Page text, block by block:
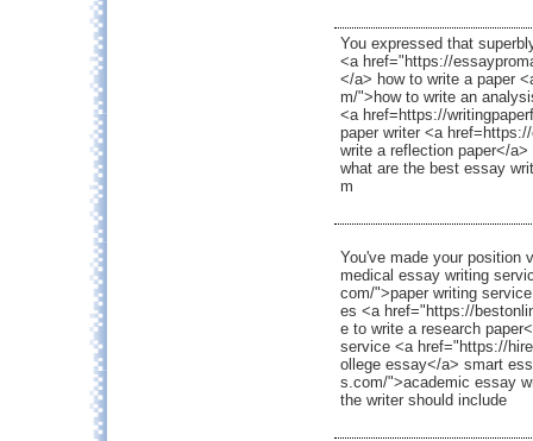
You expressed that
<a href="https://
</a> how to write a paper
m/">how to write an
<a href=https://
paper writer <a
write a reflection paper</a>
what are the best essay
m
You've made your position
medical essay writing
com/">paper writing
es <a href="https://
e to write a research
service <a href="https://
ollege essay</a> smart
s.com/">academic essay
the writer should include